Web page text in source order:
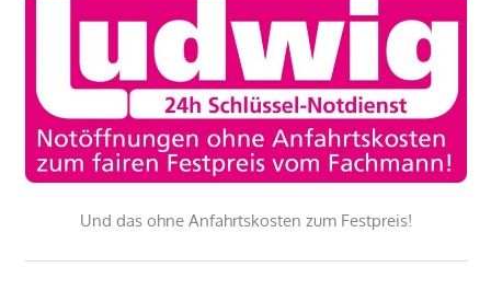
Und das ohne Anfahrtskosten zum Festpreis!